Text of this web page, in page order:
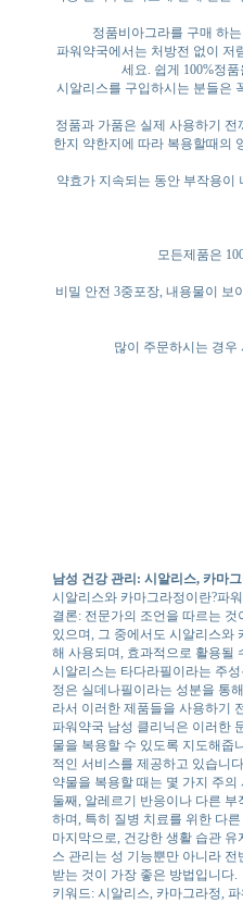
정품비아그라를 구매 하
파워약국에서는 처방전 없이 저
세요. 쉽게 100%정
시알리스를 구입하시는 분들은
정품과 가품은 실제 사용하기
한지 약한지에 따라 복용할때의
약효가 지속되는 동안 부작용이
모든제품은
비밀 안전 3중포장, 내용물이 보
많이 주문하시는 경
남성 건강 관리: 시알리스, 카마
시알리스와 카마그라정이란?파
결론: 전문가의 조언을 따르는 것
있으며, 그 중에서도 시알리스와
해 사용되며, 효과적으로 활용될
시알리스는 타다라필이라는 주
정은 실데나필이라는 성분을 통
라서 이러한 제품들을 사용하기
파워약국 남성 클리닉은 이러한
물을 복용할 수 있도록 지도해줍
적인 서비스를 제공하고 있습니
약물을 복용할 때는 몇 가지 주
둘째, 알레르기 반응이나 다른
하며, 특히 질병 치료를 위한 다
마지막으로, 건강한 생활 습관
스 관리는 성 기능뿐만 아니라
받는 것이 가장 좋은 방법입니다.
키워드: 시알리스, 카마그라정,